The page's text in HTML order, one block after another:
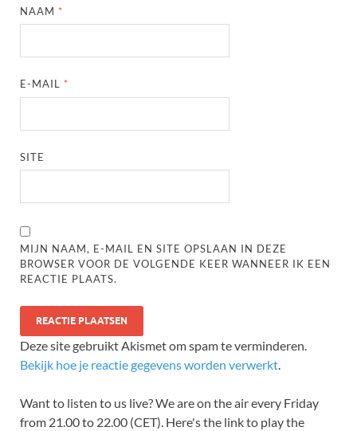
NAAM *
E-MAIL *
SITE
MIJN NAAM, E-MAIL EN SITE OPSLAAN IN DEZE
BROWSER VOOR DE VOLGENDE KEER WANNEER IK EEN
REACTIE PLAATS.
Deze site gebruikt Akismet om spam te verminderen.
Bekijk hoe je reactie gegevens worden verwerkt.
Want to listen to us live? We are on the air every Friday
from 21.00 to 22.00 (CET). Here's the link to play the